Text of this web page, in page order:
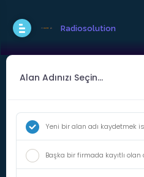
Radiosolution
Alan Adınızı Seçin...
Yeni bir alan adı kaydetmek
Başka bir firmada kayıtlı